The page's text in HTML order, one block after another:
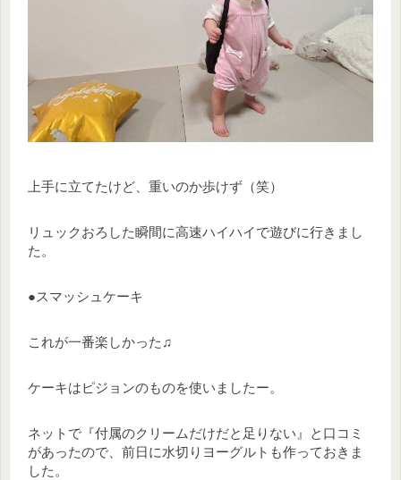
上手に立てたけど、重いのか歩けず（笑）
リュックおろした瞬間に高速ハイハイで遊びに行きまし
た。
●スマッシュケーキ
これが一番楽しかった♫
ケーキはピジョンのものを使いましたー。
ネットで『付属のクリームだけだと足りない』と口コミ
があったので、前日に水切りヨーグルトも作っておきま
した。